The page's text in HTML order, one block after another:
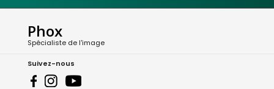
Phox
Spécialiste de l'image
Suivez-nous